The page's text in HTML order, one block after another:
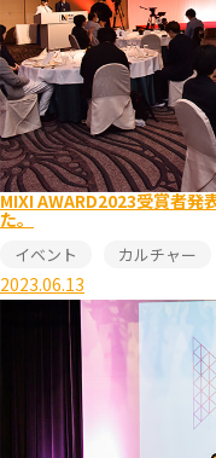
MIXI AWARD2023受賞者発
た。
イベント カルチャー
2023.06.13